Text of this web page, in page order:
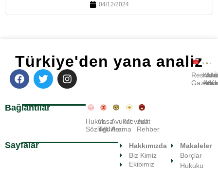
04/12/2024
Türkiye'den yana analiz
Bağlantılar
Hukuk
Sözlüğü
Yasa
Teklifleri
Avukat
Arama
Mevzuat
Adli
Rehber
Resmi
Gazete
Sayfalar
Hakkımızda
Biz Kimiz
Ekibimiz
Makaleler
Borçlar
Hukuku